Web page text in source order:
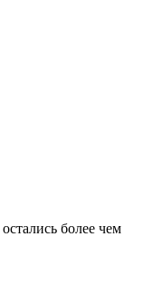
более чем